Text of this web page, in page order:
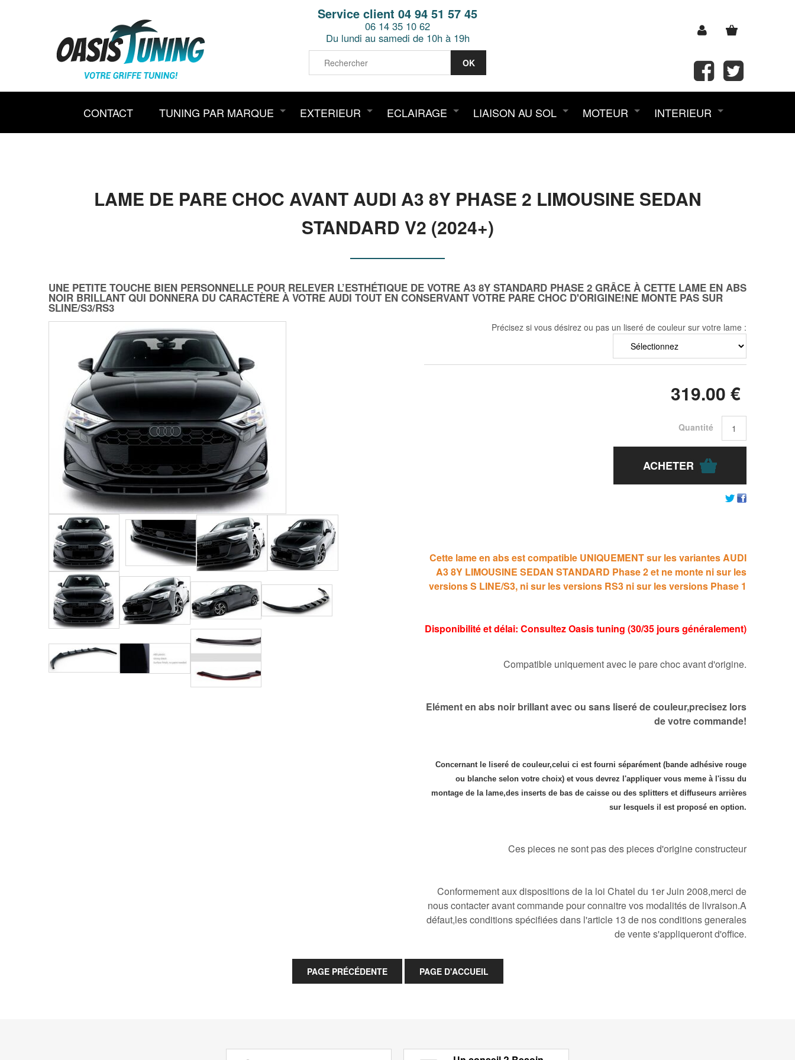
Service client 04 94 51 57 45
06 14 35 10 62
Du lundi au samedi de 10h à 19h
CONTACT TUNING PAR MARQUE EXTERIEUR ECLAIRAGE LIAISON AU SOL MOTEUR INTERIEUR
LAME DE PARE CHOC AVANT AUDI A3 8Y PHASE 2 LIMOUSINE SEDAN
STANDARD V2 (2024+)
UNE PETITE TOUCHE BIEN PERSONNELLE POUR RELEVER L’ESTHÉTIQUE DE VOTRE A3 8Y STANDARD PHASE 2 GRÂCE À CETTE LAME EN ABS
NOIR BRILLANT QUI DONNERA DU CARACTÈRE À VOTRE AUDI TOUT EN CONSERVANT VOTRE PARE CHOC D'ORIGINE!NE MONTE PAS SUR
SLINE/S3/RS3
Précisez si vous désirez ou pas un liseré de couleur sur votre lame :
319.00 €
Quantité
Cette lame en abs est compatible UNIQUEMENT sur les variantes AUDI
A3 8Y LIMOUSINE SEDAN STANDARD Phase 2 et ne monte ni sur les
versions S LINE/S3, ni sur les versions RS3 ni sur les versions Phase 1
Disponibilité et délai: Consultez Oasis tuning (30/35 jours généralement)
Compatible uniquement avec le pare choc avant d'origine.
Elément en abs noir brillant avec ou sans liseré de couleur,precisez lors
de votre commande!
Concernant le liseré de couleur,celui ci est fourni séparément (bande adhésive rouge
ou blanche selon votre choix) et vous devrez l'appliquer vous meme à l'issu du
montage de la lame,des inserts de bas de caisse ou des splitters et diffuseurs arrières
sur lesquels il est proposé en option.
Ces pieces ne sont pas des pieces d'origine constructeur
Conformement aux dispositions de la loi Chatel du 1er Juin 2008,merci de
nous contacter avant commande pour connaitre vos modalités de livraison.A
défaut,les conditions spécifiées dans l'article 13 de nos conditions generales
de vente s'appliqueront d'office.